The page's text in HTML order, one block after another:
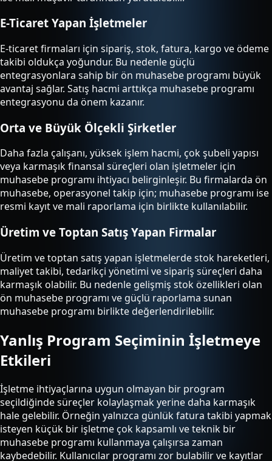
E-Ticaret Yapan İşletmeler
E-ticaret firmaları için sipariş, stok, fatura, kargo ve ödeme
takibi oldukça yoğundur. Bu nedenle güçlü
entegrasyonlara sahip bir ön muhasebe programı büyük
avantaj sağlar. Satış hacmi arttıkça muhasebe programı
entegrasyonu da önem kazanır.
Orta ve Büyük Ölçekli Şirketler
Daha fazla çalışanı, yüksek işlem hacmi, çok şubeli yapısı
veya karmaşık finansal süreçleri olan işletmeler için
muhasebe programı ihtiyacı belirginleşir. Bu firmalarda ön
muhasebe, operasyonel takip için; muhasebe programı ise
resmi kayıt ve mali raporlama için birlikte kullanılabilir.
Üretim ve Toptan Satış Yapan Firmalar
Üretim ve toptan satış yapan işletmelerde stok hareketleri,
maliyet takibi, tedarikçi yönetimi ve sipariş süreçleri daha
karmaşık olabilir. Bu nedenle gelişmiş stok özellikleri olan
ön muhasebe programı ve güçlü raporlama sunan
muhasebe programı birlikte değerlendirilebilir.
Yanlış Program Seçiminin İşletmeye
Etkileri
İşletme ihtiyaçlarına uygun olmayan bir program
seçildiğinde süreçler kolaylaşmak yerine daha karmaşık
hale gelebilir. Örneğin yalnızca günlük fatura takibi yapmak
isteyen küçük bir işletme çok kapsamlı ve teknik bir
muhasebe programı kullanmaya çalışırsa zaman
kaybedebilir. Kullanıcılar programı zor bulabilir ve kayıtlar